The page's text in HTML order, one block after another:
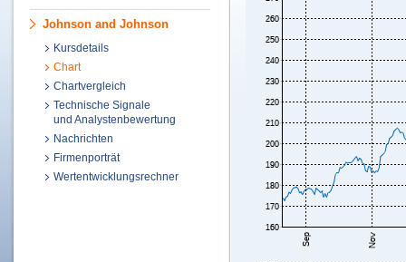
Johnson and Johnson
Kursdetails
Chart
Chartvergleich
Technische Signale
und Analystenbewertung
Nachrichten
Firmenporträt
Wertentwicklungsrechner